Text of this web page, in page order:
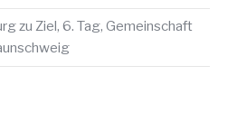
zu Ziel, 6. Tag, Gemeinschaft